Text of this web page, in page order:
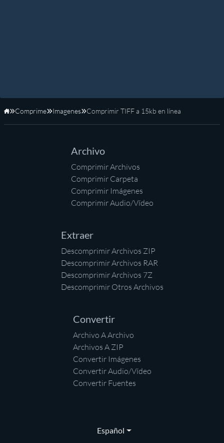
Inicio
Comprime Imagenes Comprimir TIFF a 15kb en línea
Archivo
Comprimir Archivos
Comprimir Carpeta
Comprimir Imágenes
Comprimir Audio/Vídeo
Extraer
Descomprimir Archivos ZIP
Descomprimir Archivos RAR
Descomprimir Archivos 7Z
Descomprimir Otros Archivos
Convertir
Archivo A Archivo
Archivos A ZIP
Convertir Imágenes
Convertir Audio/Vídeo
Convertir Fuentes
Español